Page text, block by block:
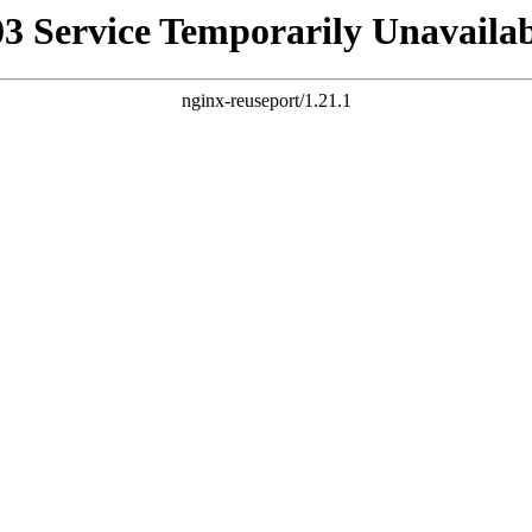
Service Temporarily
nginx-reuseport/1.21.1